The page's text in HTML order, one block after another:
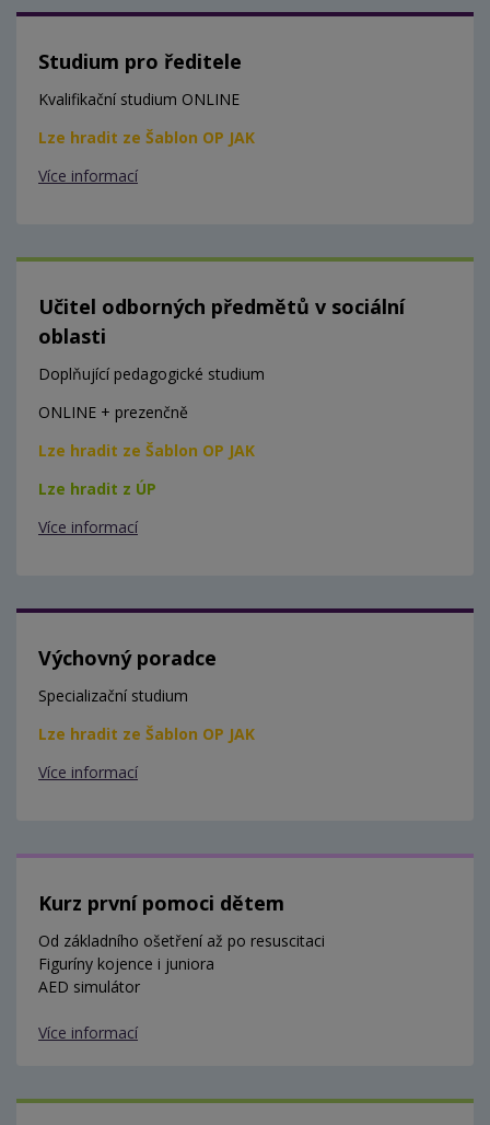
Studium pro ředitele
Kvalifikační studium ONLINE
Lze hradit ze Šablon OP JAK
Více informací
Učitel odborných předmětů v sociální
oblasti
Doplňující pedagogické studium
ONLINE + prezenčně
Lze hradit ze Šablon OP JAK
Lze hradit z ÚP
Více informací
Výchovný poradce
Specializační studium
Lze hradit ze Šablon OP JAK
Více informací
Kurz první pomoci dětem
Od základního ošetření až po resuscitaci
Figuríny kojence i juniora
AED simulátor
Více informací